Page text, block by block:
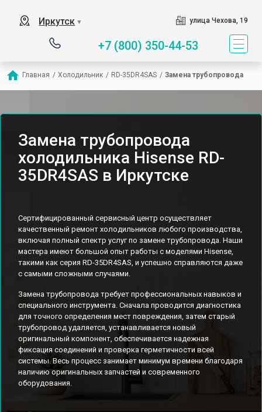
Иркутск ▼ улица Чехова, 19
+7 (800) 350-44-53
Главная / Холодильник / RD-35DR4SAS / Замена трубопровода
Замена трубопровода
холодильника Hisense RD-
35DR4SAS в Иркутске
Сертифицированный сервисный центр осуществляет
качественный ремонт холодильников любого производства,
включая полный спектр услуг по замене трубопровода. Наши
мастера имеют большой опыт работы с моделями Hisense,
такими как серия RD-35DR4SAS, и успешно справляются даже
с самыми сложными случаями.
Замена трубопровода требует профессиональных навыков и
специального инструмента. Сначала проводится диагностика
для точного определения мест повреждения, затем старый
трубопровод удаляется, устанавливается новый
оригинальный компонент, обеспечивается надежная
фиксация соединений и проверка герметичности всей
системы. Весь процесс занимает минимум времени благодаря
наличию оригинальных запчастей и современного
оборудования.